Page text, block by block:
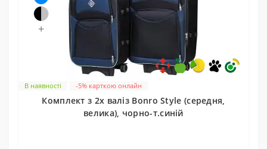
В наявності
+
-5% карткою онлайн
Комплект з 2х валіз Bonro Style (середня,
велика), чорно-т.синій